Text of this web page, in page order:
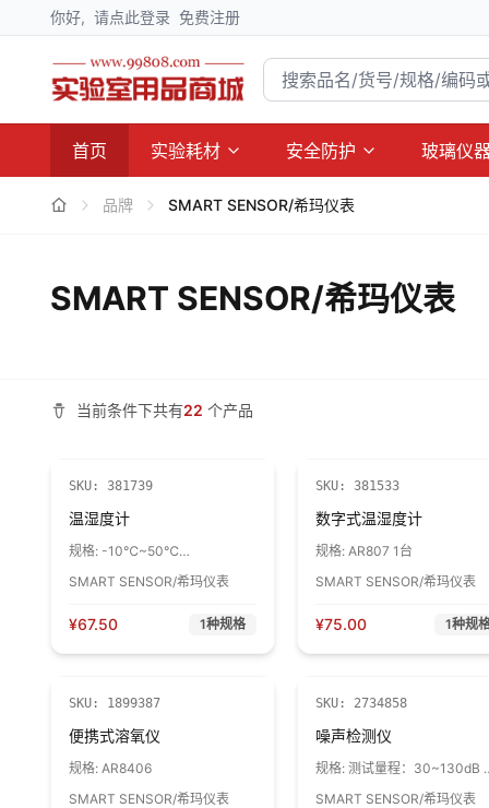
你好, 请点此登录 免费注册
首页 实验耗材 安全防护 玻璃仪
品牌 SMART SENSOR/希玛仪表
SMART SENSOR/希玛仪表
当前条件下共有22 个产品
SKU: 381739
温湿度计
规格: -10℃~50℃
SMART SENSOR/希玛仪表
¥67.50 1种规格
SKU: 381533
数字式温湿度计
规格: AR807 1台
SMART SENSOR/希玛仪表
¥75.00 1种规
SKU: 1899387
便携式溶氧仪
规格: AR8406
SMART SENSOR/希玛仪表
SKU: 2734858
噪声检测仪
规格: 测试量程：30~130dB
SMART SENSOR/希玛仪表